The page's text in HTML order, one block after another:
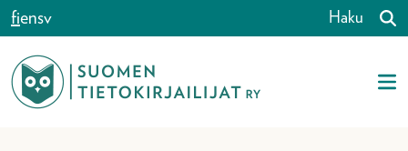
Siirry sisältöön
fiensv Haku